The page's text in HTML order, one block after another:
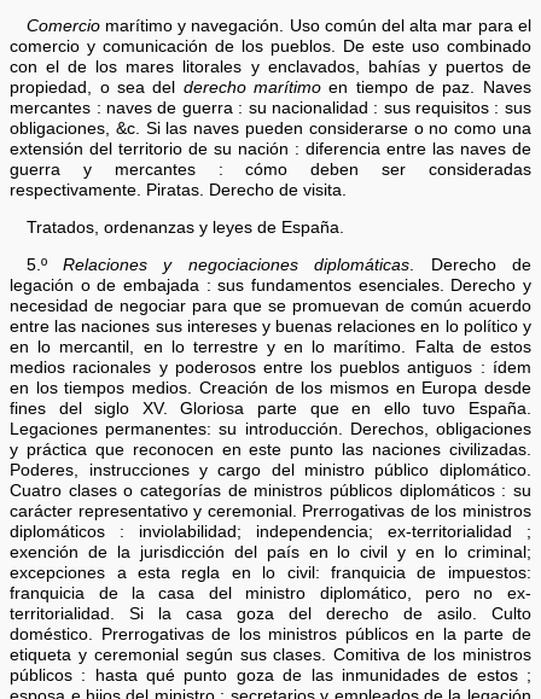
Comerciomarítimo y navegación. Uso común del alta mar para el
comercio y comunicación de los pueblos. De este uso combinado
con el de los mares litorales y enclavados, bahías y puertos de
propiedad, o sea del derecho marítimo en tiempo de paz. Naves
mercantes : naves de guerra : su nacionalidad : sus requisitos : sus
obligaciones, &c. Si las naves pueden considerarse o no como una
extensión del territorio de su nación : diferencia entre las naves de
guerra y mercantes : cómo deben ser consideradas
respectivamente. Piratas. Derecho de visita.
Tratados, ordenanzas y leyes de España.
5.ºRelaciones y negociaciones diplomáticas . Derecho de
legación o de embajada : sus fundamentos esenciales. Derecho y
necesidad de negociar para que se promuevan de común acuerdo
entre las naciones sus intereses y buenas relaciones en lo político y
en lo mercantil, en lo terrestre y en lo marítimo. Falta de estos
medios racionales y poderosos entre los pueblos antiguos : ídem
en los tiempos medios. Creación de los mismos en Europa desde
fines del siglo XV. Gloriosa parte que en ello tuvo España.
Legaciones permanentes: su introducción. Derechos, obligaciones
y práctica que reconocen en este punto las naciones civilizadas.
Poderes, instrucciones y cargo del ministro público diplomático.
Cuatro clases o categorías de ministros públicos diplomáticos : su
carácter representativo y ceremonial. Prerrogativas de los ministros
diplomáticos : inviolabilidad; independencia; ex-territorialidad ;
exención de la jurisdicción del país en lo civil y en lo criminal;
excepciones a esta regla en lo civil: franquicia de impuestos:
franquicia de la casa del ministro diplomático, pero no ex-
territorialidad. Si la casa goza del derecho de asilo. Culto
doméstico. Prerrogativas de los ministros públicos en la parte de
etiqueta y ceremonial según sus clases. Comitiva de los ministros
públicos : hasta qué punto goza de las inmunidades de estos ;